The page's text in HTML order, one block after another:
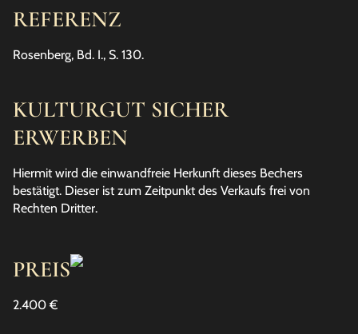
REFERENZ
Rosenberg, Bd. I., S. 130.
KULTURGUT SICHER
ERWERBEN
Hiermit wird die einwandfreie Herkunft dieses Bechers
bestätigt. Dieser ist zum Zeitpunkt des Verkaufs frei von
Rechten Dritter.
PREIS
2.400 €